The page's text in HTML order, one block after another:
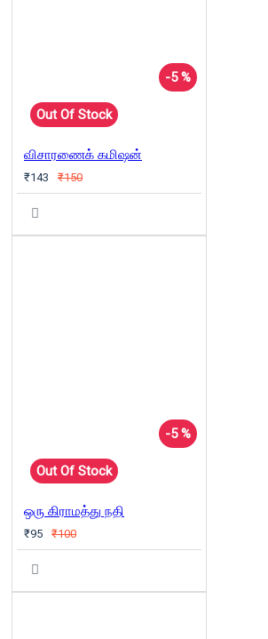
-5 %
Out Of Stock
விசாரணைக் கமிஷன்
₹143 ₹150
-5 %
Out Of Stock
ஒரு கிராமத்து நதி
₹95 ₹100